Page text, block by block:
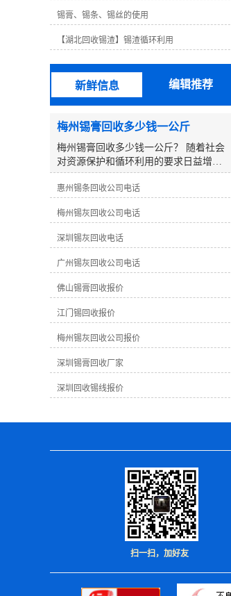
度好。对于无铅锡线，锡线含量为99.3%
铜0.7%，其他锡线含有银锡线、低温锡
线等。这些锡线需要生产研发，以达到
其他传统无铅锡线无法达到的效果。例
如，低温锡线含锡量为42%。虽然低温锡
线的焊接效果不是很好，但其熔点仅为
138℃，某些部件在焊接过程中不能承受
高温而烧坏。但其焊点相对脆弱，传统
无铅锡线焊接良好，但熔点高达217℃。
这是不可替代的，所以没有可比性。从
以上可以看出，锡的含量并不完全决定
锡丝的焊接效果，选择合适的锡丝是好
的焊丝。
锡膏、锡条、锡丝的使用
【湖北回收锡渣】锡渣循环利用
新鲜信息 编辑推荐
梅州锡膏回收多少钱一公斤
梅州锡膏回收多少钱一公斤？ 随着社会
对资源保护和循环利用的要求日益增
加，废弃物的再生利用显得尤为重要。
在电子制造行业中，锡膏是一种重要的
有益环保的行为。那么在梅州地区，回
收一公斤锡膏可以获得怎样的报价呢？
**，要了解在回收行业中，锡膏的回收
价格受到多方面因素的影响： 1. **锡膏
纯度**：回收的锡膏纯度越高，市场**
越高。因为高纯度的锡膏可以更好地加
工再利用。在回收过程中，提取出的纯
锡数量也会影响终的回收价格。 2. **市
影响回收价格。如果市场上对锡膏的需
求量大，则回收价格可能会相应上涨；
反之，需求不足时价格可能较为稳定或
下跌。 3. ****市场价格**：锡是一种有
**市场的金属，其价格会受到**市场价
内回收价格也可能会随之提高。 在梅州
成本等因素，锡膏的回收价格可能会有
所不同。通常情况下，一般工业废锡膏
的回收价格在每公斤几元至十几元不
等，具体价格还需根据实际情况而定。
作为一家致力于锡膏回收的公司，我们
深知锡膏回收对环境保护和资源可持续
利用的重要性。我们公司拥有专业的回
收团队和先进的回收设备，可以为您提
处理的个人，都欢迎与我们联系，我们
惠州锡条回收公司电话
梅州锡灰回收公司电话
深圳锡灰回收电话
广州锡灰回收公司电话
佛山锡膏回收报价
江门锡回收报价
梅州锡灰回收公司报价
深圳锡膏回收厂家
深圳回收锡线报价
扫一扫，加好友